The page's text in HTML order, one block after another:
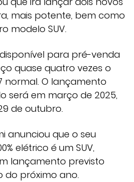
mais potente, bem como
modelo SUV.
disponível para pré-venda
quase quatro vezes o
normal. O lançamento
será em março de 2025,
de outubro.
anunciou que o seu
elétrico é um SUV,
lançamento previsto
do próximo ano.